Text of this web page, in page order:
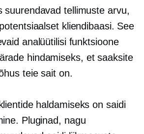
suurendavad tellimuste arvu,
kliendibaasi. See
analüütilisi funktsioone
hindamiseks, et saaksite
teie sait on.
haldamiseks on saidi
Pluginad, nagu